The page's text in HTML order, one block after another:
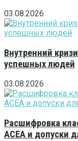
03.08.2026
Внутренний
успешных людей
03.08.2026
Расшифровка
ACEA и допуски